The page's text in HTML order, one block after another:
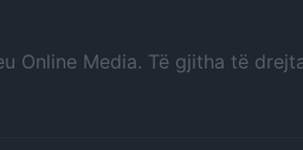
Online Media. Të gjitha të